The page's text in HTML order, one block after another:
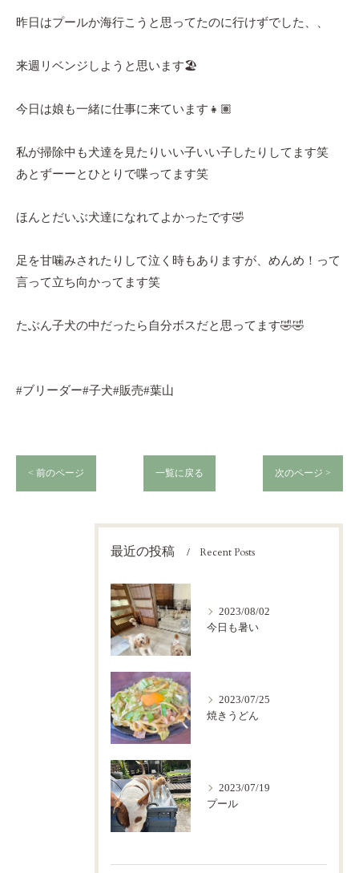
昨日はプールか海行こうと思ってたのに行けずでした、、
来週リベンジしようと思います🏖
今日は娘も一緒に仕事に来ています👧🏽
私が掃除中も犬達を見たりいい子いい子したりしてます笑
あとずーーとひとりで喋ってます笑
ほんとだいぶ犬達になれてよかったです🤣
足を甘噛みされたりして泣く時もありますが、めんめ！って
言って立ち向かってます笑
たぶん子犬の中だったら自分ボスだと思ってます🤣🤣
#ブリーダー#子犬#販売#葉山
< 前のページ 一覧に戻る 次のページ >
最近の投稿 Recent Posts
2023/08/02
今日も暑い
2023/07/25
焼きうどん
2023/07/19
プール